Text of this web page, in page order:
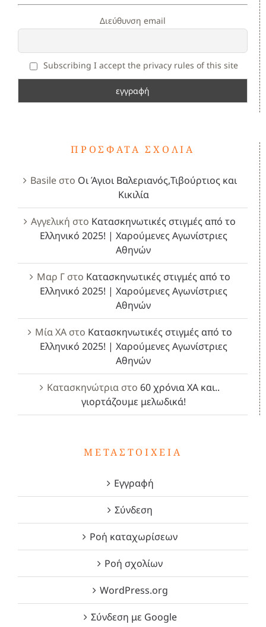
Διεύθυνση email
Subscribing I accept the privacy rules of this site
ΠΡΌΣΦΑΤΑ ΣΧΌΛΙΑ
Basileστο Οι Άγιοι Βαλεριανός,Τιβούρτιος και
Κικιλία
Αγγελική στο Κατασκηνωτικές στιγμές από το
Ελληνικό 2025! | Χαρούμενες Αγωνίστριες
Αθηνών
Μαρ Γστο Κατασκηνωτικές στιγμές από το
Ελληνικό 2025! | Χαρούμενες Αγωνίστριες
Αθηνών
Μία ΧΑστο Κατασκηνωτικές στιγμές από το
Ελληνικό 2025! | Χαρούμενες Αγωνίστριες
Αθηνών
Κατασκηνώτρια στο 60 χρόνια ΧΑ και..
γιορτάζουμε μελωδικά!
ΜΕΤΑΣΤΟΙΧΕΊΑ
Εγγραφή
Σύνδεση
Ροή καταχωρίσεων
Ροή σχολίων
WordPress.org
Σύνδεση με Google